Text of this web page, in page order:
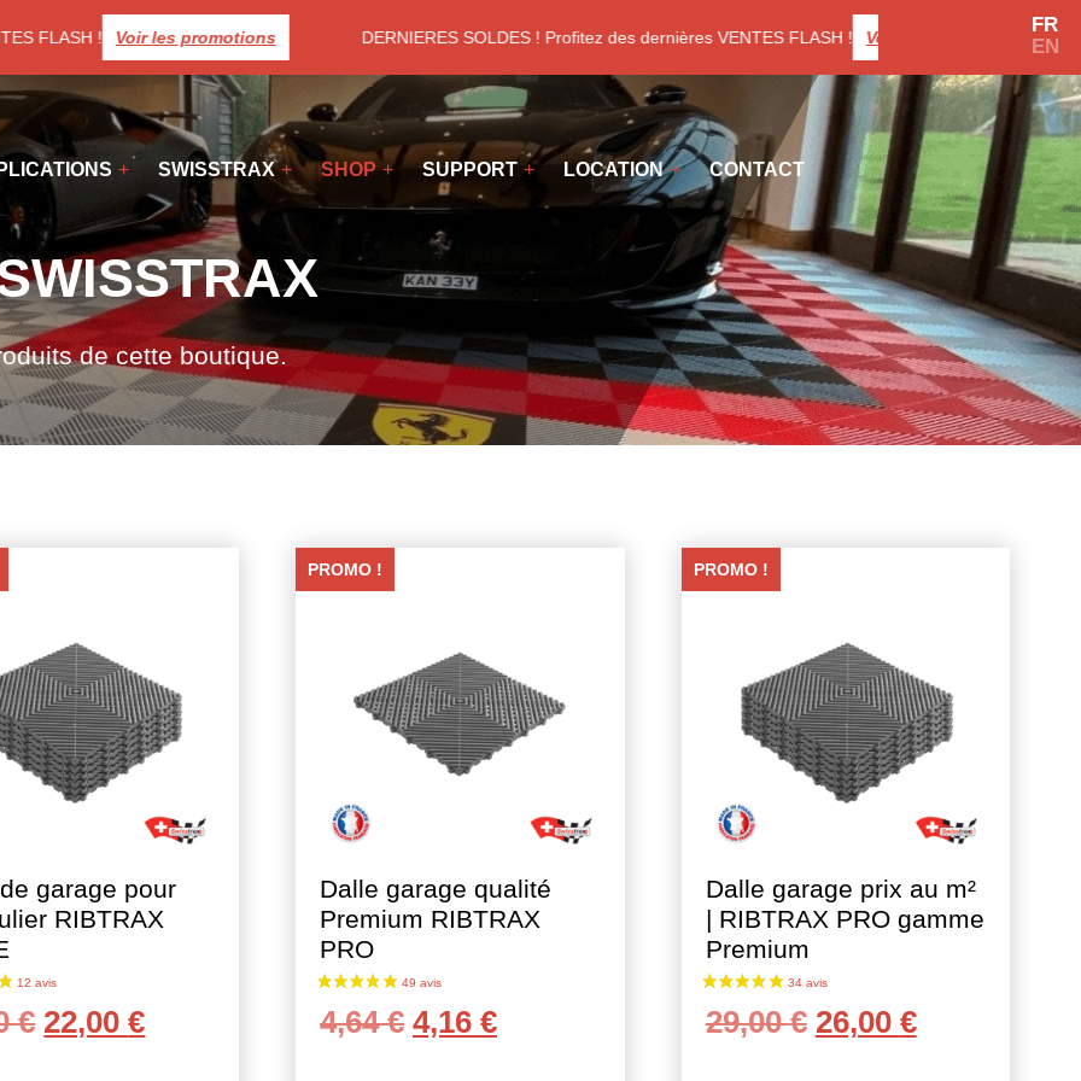
FLASH ! Voir les promotions DERNIERES SOLDES ! Profitez des dernières VENTES FLASH ! Voir les promotions
SWISSTRAX SHOP SUPPORT LOCATION CONTACT
FR
EN
de cette boutique.
garage pour
RIBTRAX
€ Le
22,00€Le
PROMO !
Dalle garage qualité
Premium RIBTRAX
PRO
4,64€ Le
4,16€Le
PROMO !
Dalle garage prix au m²
| RIBTRAX PRO gamme
Premium
29,00€ Le
26,00 €Le